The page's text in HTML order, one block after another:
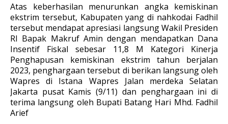
Atas keberhasilan menurunkan angka kemiskinan
ekstrim tersebut, Kabupaten yang di nahkodai Fadhil
tersebut mendapat apresiasi langsung Wakil Presiden
RI Bapak Makruf Amin dengan mendapatkan Dana
Insentif Fiskal sebesar 11,8 M Kategori Kinerja
Penghapusan kemiskinan ekstrim tahun berjalan
2023, penghargaan tersebut di berikan langsung oleh
Wapres di Istana Wapres Jalan merdeka Selatan
Jakarta pusat Kamis (9/11) dan penghargaan ini di
terima langsung oleh Bupati Batang Hari Mhd. Fadhil
Arief